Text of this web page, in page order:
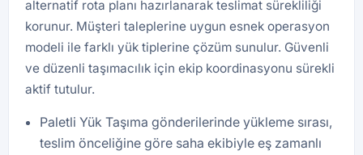
alternatif rota planı hazırlanarak teslimat sürekliliği
korunur. Müşteri taleplerine uygun esnek operasyon
modeli ile farklı yük tiplerine çözüm sunulur. Güvenli
ve düzenli taşımacılık için ekip koordinasyonu sürekli
aktif tutulur.
Paletli Yük Taşıma gönderilerinde yükleme sırası,
teslim önceliğine göre saha ekibiyle eş zamanlı